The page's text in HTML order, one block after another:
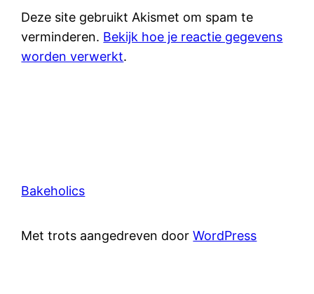
Deze site gebruikt Akismet om spam te
verminderen. Bekijk hoe je reactie gegevens
worden verwerkt.
Bakeholics
Met trots aangedreven doorWordPress